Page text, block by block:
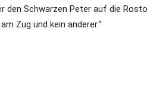
den Schwarzen Peter auf die
Zug und kein anderer.“